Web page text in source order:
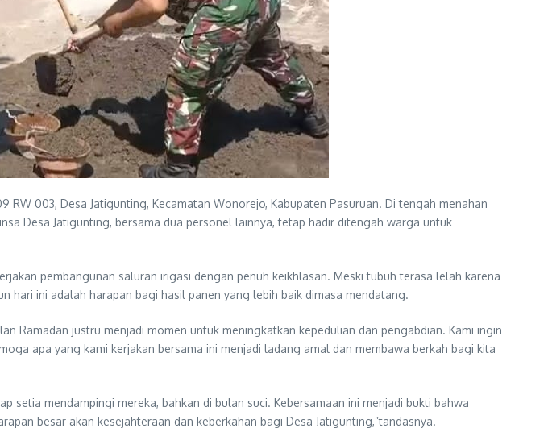
003, Desa Jatigunting, Kecamatan Wonorejo, Kabupaten Pasuruan. Di tengah menahan
Desa Jatigunting, bersama dua personel lainnya, tetap hadir ditengah warga untuk
pembangunan saluran irigasi dengan penuh keikhlasan. Meski tubuh terasa lelah karena
ini adalah harapan bagi hasil panen yang lebih baik dimasa mendatang.
Ramadan justru menjadi momen untuk meningkatkan kepedulian dan pengabdian. Kami ingin
apa yang kami kerjakan bersama ini menjadi ladang amal dan membawa berkah bagi kita
mendampingi mereka, bahkan di bulan suci. Kebersamaan ini menjadi bukti bahwa
besar akan kesejahteraan dan keberkahan bagi Desa Jatigunting,”tandasnya.